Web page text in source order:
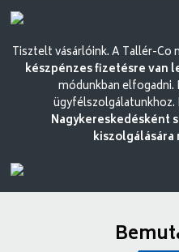
Tisztelt vásárlóink. A Tallér-Co
készpénzes fizetésre van
módunkban
Nagykereskedésként
kiszolgálására